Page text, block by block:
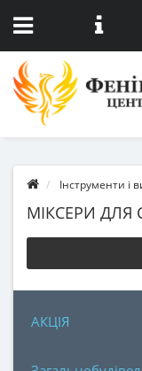
Інструменти і
МІКСЕРИ ДЛЯ
АКЦІЯ